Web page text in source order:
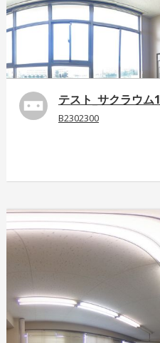
テスト_サクラウム1
B2302300